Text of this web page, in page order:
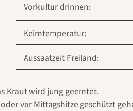
Vorkultur drinnen:
Keimtemperatur:
Aussaatzeit Freiland:
Kraut wird jung geerntet.
vor Mittagshitze geschützt